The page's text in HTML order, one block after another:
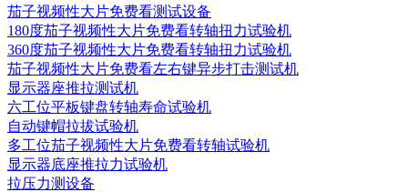
茄子视频性大片免费看测试设备
180度茄子视频性大片免费看转轴扭力试验机
360度茄子视频性大片免费看转轴扭力试验机
茄子视频性大片免费看左右键异步打击测试机
显示器座推拉测试机
六工位平板键盘转轴寿命试验机
自动键帽拉拔试验机
多工位茄子视频性大片免费看转轴试验机
显示器底座推拉力试验机
拉压力测设备